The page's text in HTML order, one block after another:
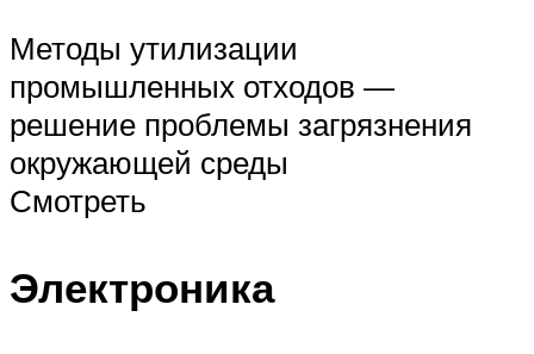
Методы утилизации
промышленных отходов —
решение проблемы загрязнения
окружающей среды
Смотреть
Электроника